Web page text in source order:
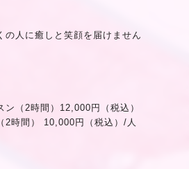
の人に癒しと笑顔を届けません
ン（2時間）12,000円（税込）
2時間） 10,000円（税込）/人